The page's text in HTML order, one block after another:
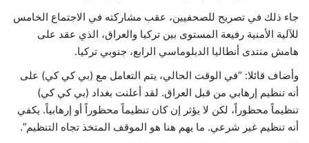
جاء ذلك في تصريح للصحفيين، عقب مشاركته في الاجتماع الخامس
للآلية الأمنية رفيعة المستوى بين تركيا والعراق، الذي عقد على
هامش منتدى أنطاليا الدبلوماسي الرابع، جنوبي تركيا.
وأضاف قائلا: “في الوقت الحالي، يتم التعامل مع (بي كي كي) على
أنه تنظيم إرهابي من قبل العراق. لقد أعلنت بغداد (بي كي كي)
تنظيماً محظوراً، لكن لا يؤثر إن كان تنظيماً محظوراً أو إرهابياً. يكفي
أنه تنظيم غير شرعي. ما يهم هنا هو الموقف المتخذ تجاه التنظيم”.